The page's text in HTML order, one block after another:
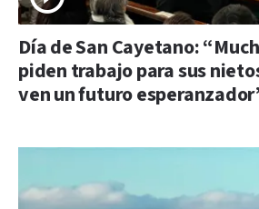
Día de San Cayetano:
piden trabajo para sus
ven un futuro